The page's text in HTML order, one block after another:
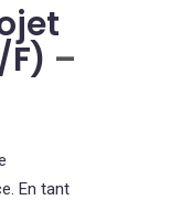
–
En tant